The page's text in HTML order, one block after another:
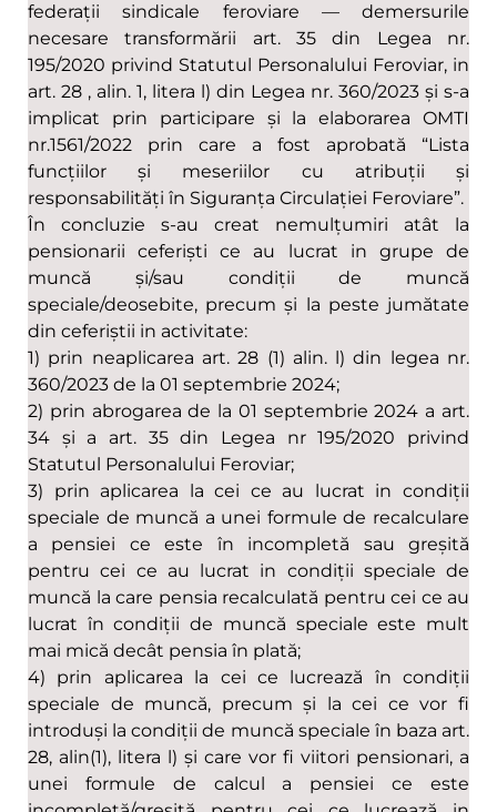
federații sindicale feroviare — demersurile
necesare transformării art. 35 din Legea nr.
195/2020 privind Statutul Personalului Feroviar, in
art. 28 , alin. 1, litera l) din Legea nr. 360/2023 și s-a
implicat prin participare și la elaborarea OMTI
nr.1561/2022 prin care a fost aprobată “Lista
funcțiilor și meseriilor cu atribuții și
responsabilități în Siguranța Circulației Feroviare”.
În concluzie s-au creat nemulțumiri atât la
pensionarii ceferiști ce au lucrat in grupe de
muncă și/sau condiții de muncă
speciale/deosebite, precum și la peste jumătate
din ceferiștii in activitate:
1) prin neaplicarea art. 28 (1) alin. l) din legea nr.
360/2023 de la 01 septembrie 2024;
2) prin abrogarea de la 01 septembrie 2024 a art.
34 și a art. 35 din Legea nr 195/2020 privind
Statutul Personalului Feroviar;
3) prin aplicarea la cei ce au lucrat in condiții
speciale de muncă a unei formule de recalculare
a pensiei ce este în incompletă sau greșită
pentru cei ce au lucrat in condiții speciale de
muncă la care pensia recalculată pentru cei ce au
lucrat în condiții de muncă speciale este mult
mai mică decât pensia în plată;
4) prin aplicarea la cei ce lucrează în condiții
speciale de muncă, precum și la cei ce vor fi
introduși la condiții de muncă speciale în baza art.
28, alin(1), litera l) și care vor fi viitori pensionari, a
unei formule de calcul a pensiei ce este